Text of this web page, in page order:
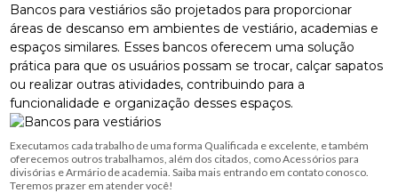
Bancos para vestiários são projetados para proporcionar
áreas de descanso em ambientes de vestiário, academias e
espaços similares. Esses bancos oferecem uma solução
prática para que os usuários possam se trocar, calçar sapatos
ou realizar outras atividades, contribuindo para a
funcionalidade e organização desses espaços.
Executamos cada trabalho de uma forma Qualificada e excelente, e também
oferecemos outros trabalhamos, além dos citados, como Acessórios para
divisórias e Armário de academia. Saiba mais entrando em contato conosco.
Teremos prazer em atender você!